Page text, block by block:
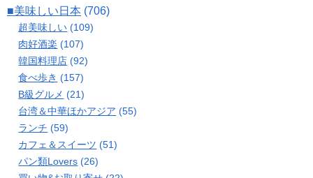
■美味しい日本 (706)
超美味しい (109)
肉好酒楽 (107)
韓国料理店 (92)
食べ歩き (157)
B級グルメ (21)
台湾＆中華ほかアジア (55)
ランチ (59)
カフェ＆スイーツ (51)
パン類Lovers (26)